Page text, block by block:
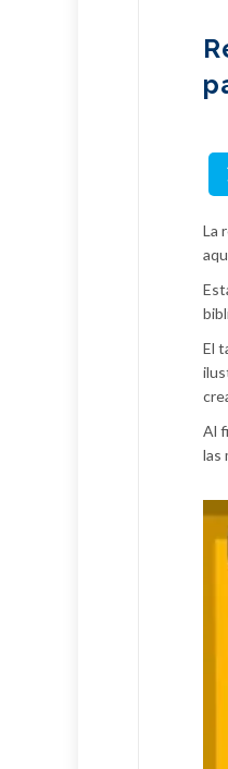
La
El
Al
las